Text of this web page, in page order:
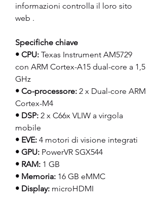
informazioni controlla il loro sito
web .
Specifiche chiave
• CPU: Texas Instrument AM5729
con ARM Cortex-A15 dual-core a 1,5
GHz
• Co-processore: 2 x Dual-core ARM
Cortex-M4
• DSP: 2 x C66x VLIW a virgola
mobile
• EVE: 4 motori di visione integrati
• GPU: PowerVR SGX544
• RAM: 1 GB
• Memoria: 16 GB eMMC
• Display: microHDMI